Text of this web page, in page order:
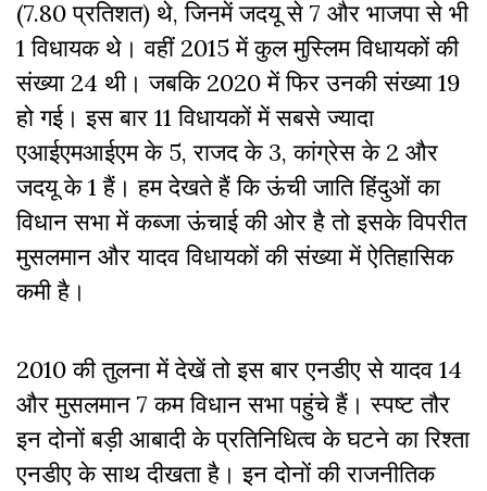
(7.80 प्रतिशत) थे, जिनमें जदयू से 7 और भाजपा से भी
1 विधायक थे। वहीं 2015 में कुल मुस्लिम विधायकों की
संख्या 24 थी। जबकि 2020 में फिर उनकी संख्या 19
हो गई। इस बार 11 विधायकों में सबसे ज्यादा
एआईएमआईएम के 5, राजद के 3, कांग्रेस के 2 और
जदयू के 1 हैं। हम देखते हैं कि ऊंची जाति हिंदुओं का
विधान सभा में कब्जा ऊंचाई की ओर है तो इसके विपरीत
मुसलमान और यादव विधायकों की संख्या में ऐतिहासिक
कमी है।
2010 की तुलना में देखें तो इस बार एनडीए से यादव 14
और मुसलमान 7 कम विधान सभा पहुंचे हैं। स्पष्ट तौर
इन दोनों बड़ी आबादी के प्रतिनिधित्व के घटने का रिश्ता
एनडीए के साथ दीखता है। इन दोनों की राजनीतिक